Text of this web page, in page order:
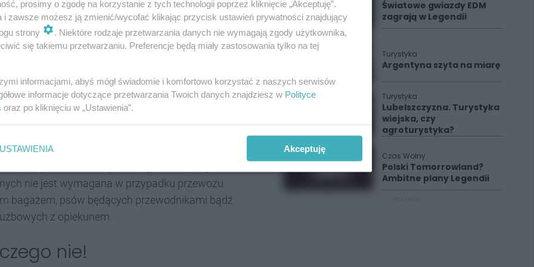
się agresywnie i nie zakłóca spokoju.
kaganiec, a jego właściciel posiada ważny bilet
psa przeciwko wściekliźnie. Warto
a jego opiekun musi zadbać o czystość i
pozostali pasażerowie. Jeśli zaprotestują,
do przedziału dla podróżnych z większym
nie jest wymagana w przypadku przewozu
bagażem, psów będących przewodnikami bądź
z opiekunem.
nie!
Światowe gwiazdy EDM
zagrają w Legendii
Turystyka
Argentyna szyta na miarę
Turystyka
Lubelszczyzna. Turystyka
wiejska, czy
agroturystyka?
Czas Wolny
Polski Tomorrowland?
Ambitne plany Legendii
prosimy o zgodę na korzystanie z tych technologii poprzez kliknięcie „Akceptuję”.
i zawsze możesz ją zmienić/wycofać klikając przycisk ustawień prywatności znajdujący
strony
. Niektóre rodzaje przetwarzania danych nie wymagają zgody użytkownika,
się takiemu przetwarzaniu. Preferencje będą miały zastosowania tylko na tej
informacjami, abyś mógł świadomie i komfortowo korzystać z naszych serwisów
informacje dotyczące przetwarzania Twoich danych znajdziesz w Polityce
oraz po kliknięciu w „Ustawienia”.
USTAWIENIA Akceptuję